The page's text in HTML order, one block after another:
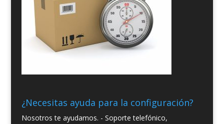
¿Necesitas ayuda para la configuración?
Nosotros te ayudamos. - Soporte telefónico,